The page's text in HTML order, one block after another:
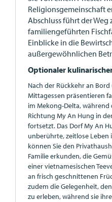
Religionsgemeinschaft
Abschluss führt der Weg
familiengeführten
Einblicke in die
außergewöhnlichen
Optionaler
Nach der Rückkehr an
Mittagessen präsentieren
im Mekong-Delta, während
Richtung My An Hung in
fortsetzt. Das Dorf My An
unberührte, zeitlose Leben
können Sie den
Familie erkunden, die
einer vietnamesischen
an frisch geschnittenen
zudem die Gelegenheit,
zu erleben, während sie